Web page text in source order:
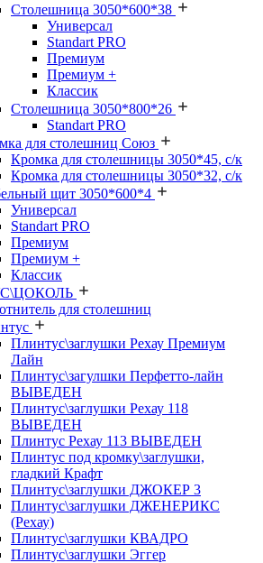
Столешница 3050*600*38
Универсал
Standart PRO
Премиум
Премиум +
Классик
Столешница 3050*800*26
Standart PRO
для столешниц Союз
Кромка для столешницы 3050*45, с/к
Кромка для столешницы 3050*32, с/к
щит 3050*600*4
Универсал
Standart PRO
Премиум
Премиум +
Классик
для столешниц
Плинтус\заглушки Рехау Премиум
Лайн
Плинтус\загулшки Перфетто-лайн
ВЫВЕДЕН
Плинтус\заглушки Рехау 118
ВЫВЕДЕН
Плинтус Рехау 113 ВЫВЕДЕН
Плинтус под кромку\заглушки,
гладкий Крафт
Плинтус\заглушки ДЖОКЕР 3
Плинтус\заглушки ДЖЕНЕРИКС
(Рехау)
Плинтус\заглушки КВАДРО
Плинтус\заглушки Эггер